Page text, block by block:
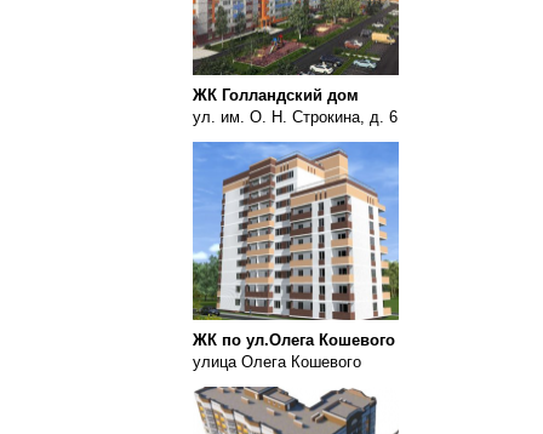
ЖК Голландский дом
ул. им. О. Н. Строкина, д. 6
ЖК по ул.Олега Кошевого
улица Олега Кошевого